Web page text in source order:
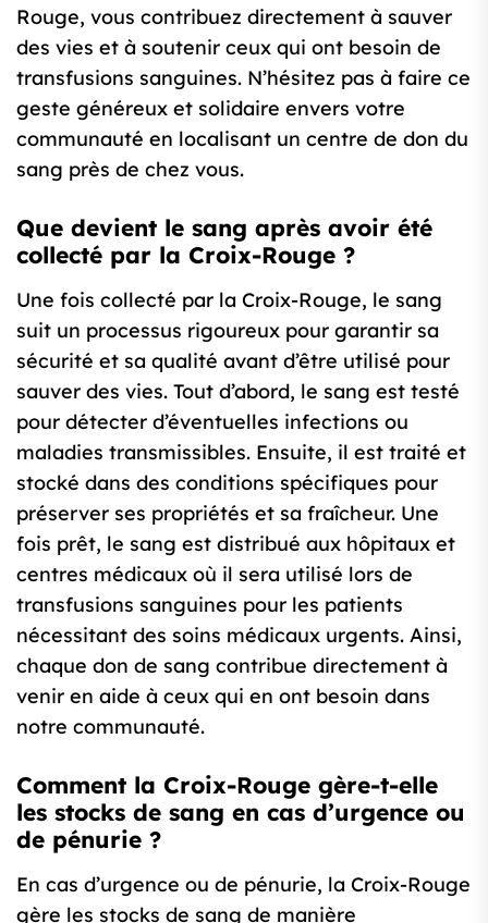
Rouge, vous contribuez directement à sauver
des vies et à soutenir ceux qui ont besoin de
transfusions sanguines. N’hésitez pas à faire ce
geste généreux et solidaire envers votre
communauté en localisant un centre de don du
sang près de chez vous.
Que devient le sang après avoir été
collecté par la Croix-Rouge ?
Une fois collecté par la Croix-Rouge, le sang
suit un processus rigoureux pour garantir sa
sécurité et sa qualité avant d’être utilisé pour
sauver des vies. Tout d’abord, le sang est testé
pour détecter d’éventuelles infections ou
maladies transmissibles. Ensuite, il est traité et
stocké dans des conditions spécifiques pour
préserver ses propriétés et sa fraîcheur. Une
fois prêt, le sang est distribué aux hôpitaux et
centres médicaux où il sera utilisé lors de
transfusions sanguines pour les patients
nécessitant des soins médicaux urgents. Ainsi,
chaque don de sang contribue directement à
venir en aide à ceux qui en ont besoin dans
notre communauté.
Comment la Croix-Rouge gère-t-elle
les stocks de sang en cas d’urgence ou
de pénurie ?
En cas d’urgence ou de pénurie, la Croix-Rouge
gère les stocks de sang de manière